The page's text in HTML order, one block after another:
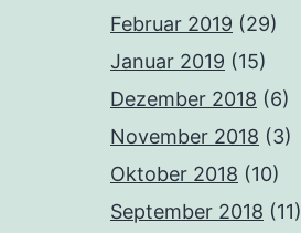
Februar 2019 (29)
Januar 2019 (15)
Dezember 2018 (6)
November 2018 (3)
Oktober 2018 (10)
September 2018 (11)